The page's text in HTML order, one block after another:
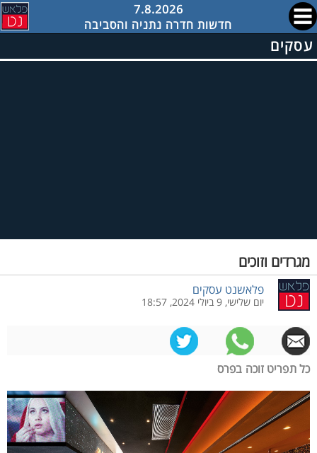
7.8.2026
חדשות חדרה נתניה והסביבה
עסקים
מגרדים וזוכים
פלאשנט עסקים
יום שלישי, 9 ביולי 2024, 18:57
כל תפריט זוכה בפרס